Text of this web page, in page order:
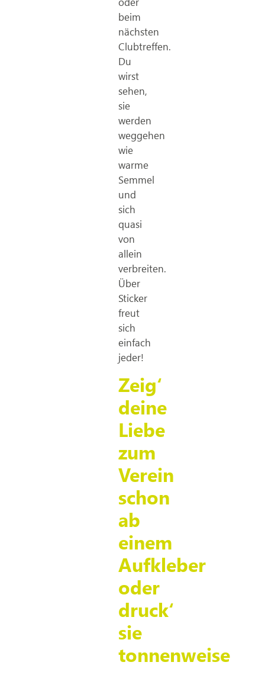
beim
nächsten
Clubtreffen.
Du
wirst
sehen,
sie
werden
weggehen
wie
warme
Semmel
und
sich
quasi
von
allein
verbreiten.
Über
Sticker
freut
sich
einfach
jeder!
Zeig‘
deine
Liebe
zum
Verein
schon
ab
einem
Aufkleber
oder
druck‘
sie
tonnenweise